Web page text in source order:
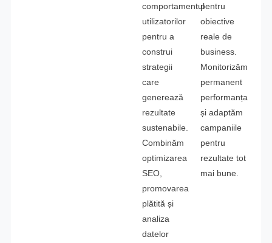
comportamentul
utilizatorilor
pentru a
construi
strategii
care
generează
rezultate
sustenabile.
Combinăm
optimizarea
SEO,
promovarea
plătită și
analiza
datelor
pentru
obiective
reale de
business.
Monitorizăm
permanent
performanța
și adaptăm
campaniile
pentru
rezultate tot
mai bune.